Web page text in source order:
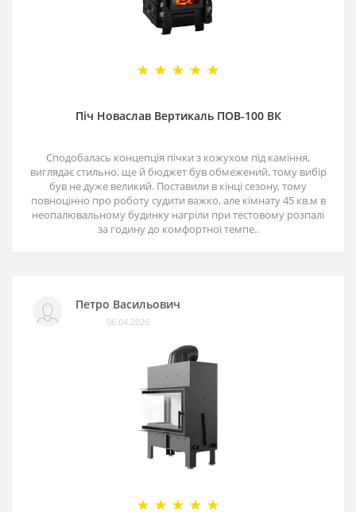
Піч Новаслав Вертикаль ПОВ-100 ВК
Сподобалась концепція пічки з кожухом під каміння,
виглядає стильно, ще й бюджет був обмежений, тому вибір
був не дуже великий. Поставили в кінці сезону, тому
повноцінно про роботу судити важко, але кімнату 45 кв.м в
неопалювальному будинку нагріли при тестовому розпалі
за годину до комфортної темпе..
Петро Васильович
06.04.2026